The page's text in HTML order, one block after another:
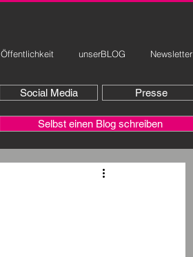
Öffentlichkeit unserBLOG Newsletter
Social Media Presse
Selbst einen Blog schreiben